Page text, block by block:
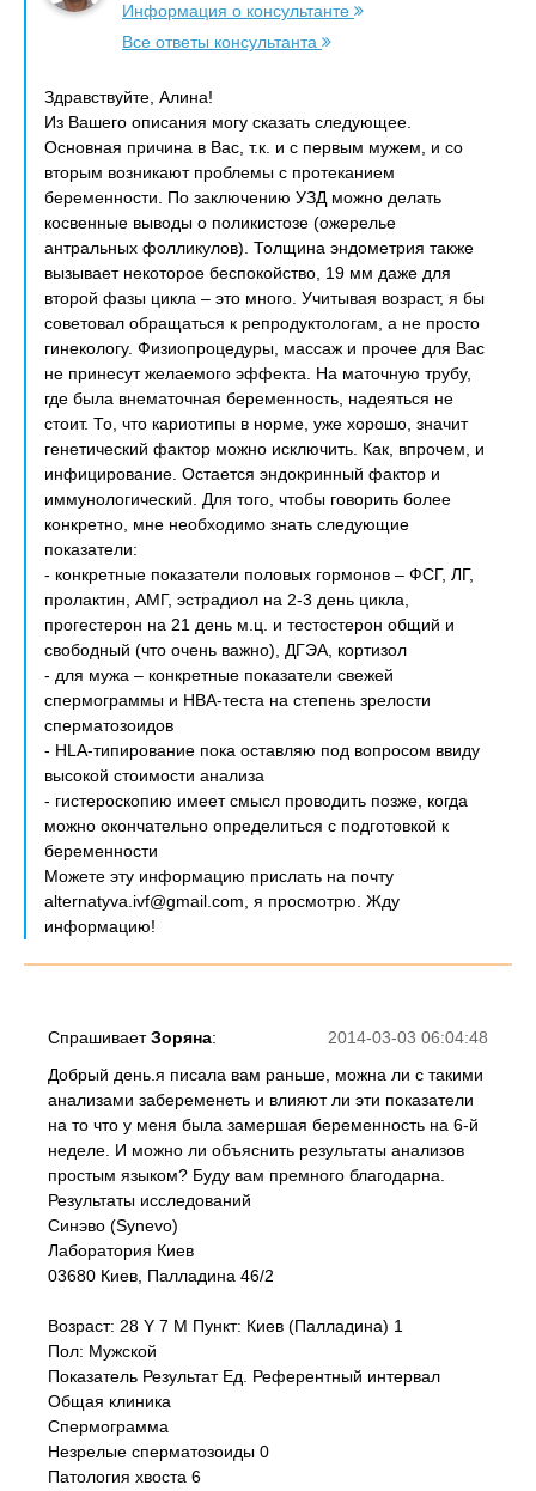
Информация о консультанте
Все ответы консультанта
Здравствуйте, Алина!
Из Вашего описания могу сказать следующее.
Основная причина в Вас, т.к. и с первым мужем, и со
вторым возникают проблемы с протеканием
беременности. По заключению УЗД можно делать
косвенные выводы о поликистозе (ожерелье
антральных фолликулов). Толщина эндометрия также
вызывает некоторое беспокойство, 19 мм даже для
второй фазы цикла – это много. Учитывая возраст, я бы
советовал обращаться к репродуктологам, а не просто
гинекологу. Физиопроцедуры, массаж и прочее для Вас
не принесут желаемого эффекта. На маточную трубу,
где была внематочная беременность, надеяться не
стоит. То, что кариотипы в норме, уже хорошо, значит
генетический фактор можно исключить. Как, впрочем, и
инфицирование. Остается эндокринный фактор и
иммунологический. Для того, чтобы говорить более
конкретно, мне необходимо знать следующие
показатели:
- конкретные показатели половых гормонов – ФСГ, ЛГ,
пролактин, АМГ, эстрадиол на 2-3 день цикла,
прогестерон на 21 день м.ц. и тестостерон общий и
свободный (что очень важно), ДГЭА, кортизол
- для мужа – конкретные показатели свежей
спермограммы и НВА-теста на степень зрелости
сперматозоидов
- HLA-типирование пока оставляю под вопросом ввиду
высокой стоимости анализа
- гистероскопию имеет смысл проводить позже, когда
можно окончательно определиться с подготовкой к
беременности
Можете эту информацию прислать на почту
alternatyva.ivf@gmail.com, я просмотрю. Жду
информацию!
2014-03-03 06:04:48
СпрашиваетЗоряна:
Добрый день.я писала вам раньше, можна ли с такими
анализами забеременеть и влияют ли эти показатели
на то что у меня была замершая беременность на 6-й
неделе. И можно ли объяснить результаты анализов
простым языком? Буду вам премного благодарна.
Результаты исследований
Синэво (Synevo)
Лаборатория Киев
03680 Киев, Палладина 46/2
Возраст: 28 Y 7 M Пункт: Киев (Палладина) 1
Пол: Мужской
Показатель Результат Ед. Референтный интервал
Общая клиника
Спермограмма
Незрелые сперматозоиды 0
Патология хвоста 6